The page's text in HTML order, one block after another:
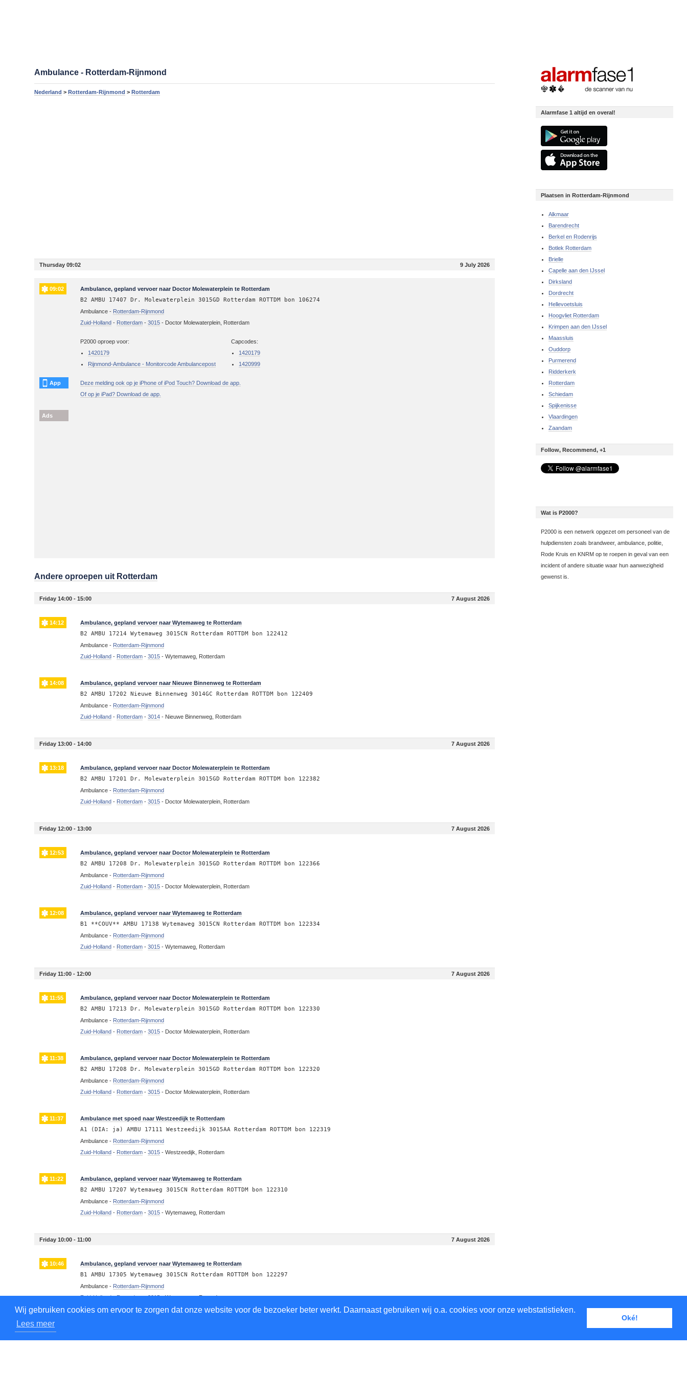
Wij gebruiken cookies om ervoor te zorgen dat onze website voor de bezoeker beter werkt. Daarnaast gebruiken wij o.a. cookies voor onze webstatistieken.
Lees meer
Oké!
Ambulance - Rotterdam-Rijnmond
Nederland >Rotterdam-Rijnmond >Rotterdam
Thursday 09:02 9 July 2026
09:02 Ambulance, gepland vervoer naar Doctor Molewaterplein te Rotterdam
B2 AMBU 17407 Dr. Molewaterplein 3015GD Rotterdam ROTTDM bon 106274
Ambulance - Rotterdam-Rijnmond
Zuid-Holland - Rotterdam -3015 - Doctor Molewaterplein, Rotterdam
P2000 oproep voor:
1420179
Rijnmond-Ambulance - Monitorcode Ambulancepost
Capcodes:
1420179
1420999
App
Deze melding ook op je iPhone of iPod Touch? Download de app.
Of op je iPad? Download de app.
Ads
Andere oproepen uit Rotterdam
Friday 14:00 - 15:00 7 August 2026
14:12 Ambulance, gepland vervoer naar Wytemaweg te Rotterdam
B2 AMBU 17214 Wytemaweg 3015CN Rotterdam ROTTDM bon 122412
Ambulance - Rotterdam-Rijnmond
Zuid-Holland - Rotterdam -3015 -Wytemaweg, Rotterdam
14:08 Ambulance, gepland vervoer naar Nieuwe Binnenweg te Rotterdam
B2 AMBU 17202 Nieuwe Binnenweg 3014GC Rotterdam ROTTDM bon 122409
Ambulance - Rotterdam-Rijnmond
Zuid-Holland - Rotterdam -3014 - Nieuwe Binnenweg, Rotterdam
Friday 13:00 - 14:00 7 August 2026
13:18 Ambulance, gepland vervoer naar Doctor Molewaterplein te Rotterdam
B2 AMBU 17201 Dr. Molewaterplein 3015GD Rotterdam ROTTDM bon 122382
Ambulance - Rotterdam-Rijnmond
Zuid-Holland - Rotterdam -3015 - Doctor Molewaterplein, Rotterdam
Friday 12:00 - 13:00 7 August 2026
12:53 Ambulance, gepland vervoer naar Doctor Molewaterplein te Rotterdam
B2 AMBU 17208 Dr. Molewaterplein 3015GD Rotterdam ROTTDM bon 122366
Ambulance - Rotterdam-Rijnmond
Zuid-Holland - Rotterdam -3015 - Doctor Molewaterplein, Rotterdam
12:08 Ambulance, gepland vervoer naar Wytemaweg te Rotterdam
B1 **COUV** AMBU 17138 Wytemaweg 3015CN Rotterdam ROTTDM bon 122334
Ambulance - Rotterdam-Rijnmond
Zuid-Holland - Rotterdam -3015 -Wytemaweg, Rotterdam
Friday 11:00 - 12:00 7 August 2026
11:55 Ambulance, gepland vervoer naar Doctor Molewaterplein te Rotterdam
B2 AMBU 17213 Dr. Molewaterplein 3015GD Rotterdam ROTTDM bon 122330
Ambulance - Rotterdam-Rijnmond
Zuid-Holland - Rotterdam -3015 - Doctor Molewaterplein, Rotterdam
11:38 Ambulance, gepland vervoer naar Doctor Molewaterplein te Rotterdam
B2 AMBU 17208 Dr. Molewaterplein 3015GD Rotterdam ROTTDM bon 122320
Ambulance - Rotterdam-Rijnmond
Zuid-Holland - Rotterdam -3015 - Doctor Molewaterplein, Rotterdam
11:37 Ambulance met spoed naar Westzeedijk te Rotterdam
A1 (DIA: ja) AMBU 17111 Westzeedijk 3015AA Rotterdam ROTTDM bon 122319
Ambulance - Rotterdam-Rijnmond
Zuid-Holland - Rotterdam -3015 -Westzeedijk, Rotterdam
11:22 Ambulance, gepland vervoer naar Wytemaweg te Rotterdam
B2 AMBU 17207 Wytemaweg 3015CN Rotterdam ROTTDM bon 122310
Ambulance - Rotterdam-Rijnmond
Zuid-Holland - Rotterdam -3015 -Wytemaweg, Rotterdam
Friday 10:00 - 11:00 7 August 2026
10:46 Ambulance, gepland vervoer naar Wytemaweg te Rotterdam
B1 AMBU 17305 Wytemaweg 3015CN Rotterdam ROTTDM bon 122297
Ambulance - Rotterdam-Rijnmond
Zuid-Holland-Rotterdam-3015-Wytemaweg, Rotterdam
10:45
Alarmfase 1 altijd en overal!
Plaatsen in Rotterdam-Rijnmond
Alkmaar
Barendrecht
Berkel en Rodenrijs
Botlek Rotterdam
Brielle
Capelle aan den IJssel
Dirksland
Dordrecht
Hellevoetsluis
Hoogvliet Rotterdam
Krimpen aan den IJssel
Maassluis
Ouddorp
Purmerend
Ridderkerk
Rotterdam
Schiedam
Spijkenisse
Vlaardingen
Zaandam
Follow, Recommend, +1
Wat is P2000?
P2000 is een netwerk opgezet om personeel van de
hulpdiensten zoals brandweer, ambulance, politie,
Rode Kruis en KNRM op te roepen in geval van een
incident of andere situatie waar hun aanwezigheid
gewenst is.